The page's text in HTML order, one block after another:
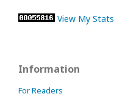
View My Stats
Information
For Readers